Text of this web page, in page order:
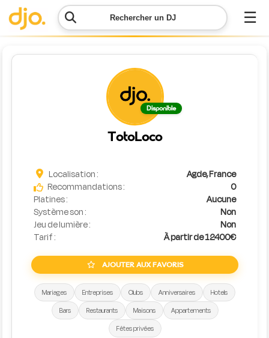
Rechercher un DJ ☰
Menu
demande
Simulateur
de prix
Disponible
TotoLoco
Localisation :
Agde, France
Recommandations :
0
Platines :
Aucune
Système son :
Non
Jeu de lumière :
Non
Tarif :
À partir de 12400€
AJOUTER AUX FAVORIS
Mariages Entreprises Clubs Anniversaires
Hotels
Bars
Restaurants Maisons
Appartements
Fêtes privées